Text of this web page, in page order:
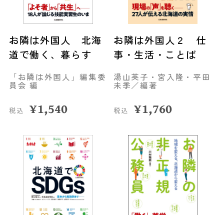
お隣は外国人 北海
道で働く、暮らす
「お隣は外国人」編集委
員会 編
税込 ¥1,540
お隣は外国人２ 仕
事・生活・ことば
湯山英子・宮入隆・平田
未季／編著
税込 ¥1,760